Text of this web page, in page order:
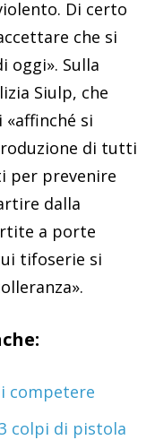
Di certo
che si
oggi». Sulla
Siulp, che
«affinché si
di tutti
per prevenire
dalla
a porte
tifoserie si
competere
colpi di pistola